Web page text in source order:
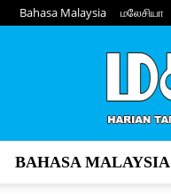
Bahasa Malaysia மலேசியா
BAHASA MALAYSIA